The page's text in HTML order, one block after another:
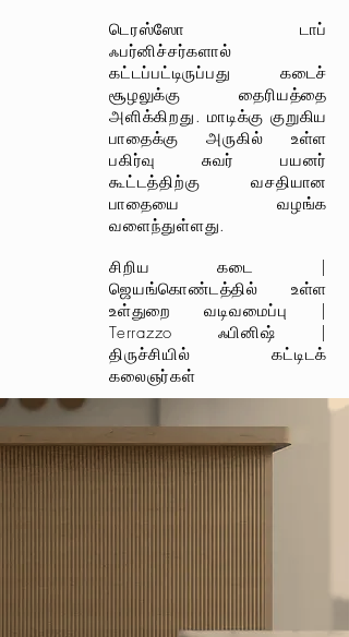
டெரஸ்ஸோ டாப்
ஃபர்னிச்சர்களால்
கட்டப்பட்டிருப்பது கடைச்
சூழலுக்கு தைரியத்தை
அளிக்கிறது. மாடிக்கு குறுகிய
பாதைக்கு அருகில் உள்ள
பகிர்வு சுவர் பயனர்
கூட்டத்திற்கு வசதியான
பாதையை வழங்க
வளைந்துள்ளது.
சிறிய கடை |
ஜெயங்கொண்டத்தில் உள்ள
உள்துறை வடிவமைப்பு |
Terrazzo ஃபினிஷ் |
திருச்சியில் கட்டிடக்
கலைஞர்கள்